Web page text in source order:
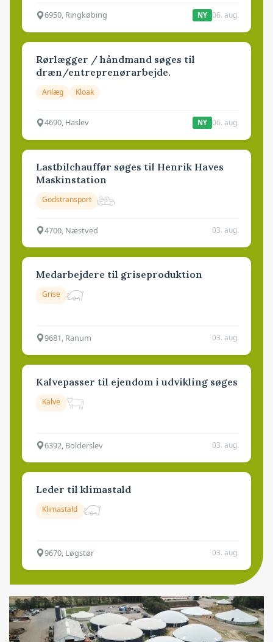
6950, Ringkøbing NY 06. aug.
Rørlægger / håndmand søges til
dræn/entreprenørarbejde.
Anlæg Kloak
4690, Haslev NY 06. aug.
Lastbilchauffør søges til Henrik Haves
Maskinstation
Godstransport
4700, Næstved 03. aug.
Medarbejdere til griseproduktion
Grise
9681, Ranum 03. aug.
Kalvepasser til ejendom i udvikling søges
Kalve
6392, Bolderslev 03. aug.
Leder til klimastald
Klimastald
9670, Løgstør 03. aug.